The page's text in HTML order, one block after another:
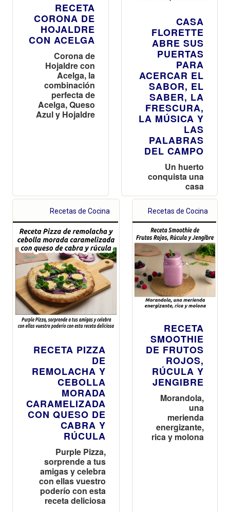
RECETA
CORONA DE
HOJALDRE
CON ACELGA
Corona de
Hojaldre con
Acelga, la
combinación
perfecta de
Acelga, Queso
Azul y Hojaldre
CASA
FLORETTE
ABRE SUS
PUERTAS
PARA
ACERCAR EL
SABOR, EL
SABER, LA
FRESCURA,
LA MÚSICA Y
LAS
PALABRAS
DEL CAMPO
Un huerto
conquista una
casa
Recetas de Cocina
RECETA PIZZA
DE
REMOLACHA Y
CEBOLLA
MORADA
CARAMELIZADA
CON QUESO DE
CABRA Y
RÚCULA
Purple Pizza,
sorprende a tus
amigas y celebra
con ellas vuestro
poderío con esta
receta deliciosa
Recetas de Cocina
RECETA
SMOOTHIE
DE FRUTOS
ROJOS,
RÚCULA Y
JENGIBRE
Morandola,
una
merienda
energizante,
rica y molona